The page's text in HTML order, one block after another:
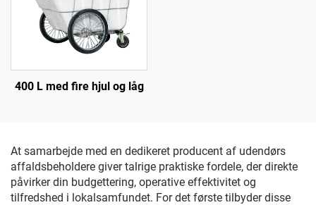
400 L med fire hjul og låg
At samarbejde med en dedikeret producent af udendørs
affaldsbeholdere giver talrige praktiske fordele, der direkte
påvirker din budgettering, operative effektivitet og
tilfredshed i lokalsamfundet. For det første tilbyder disse